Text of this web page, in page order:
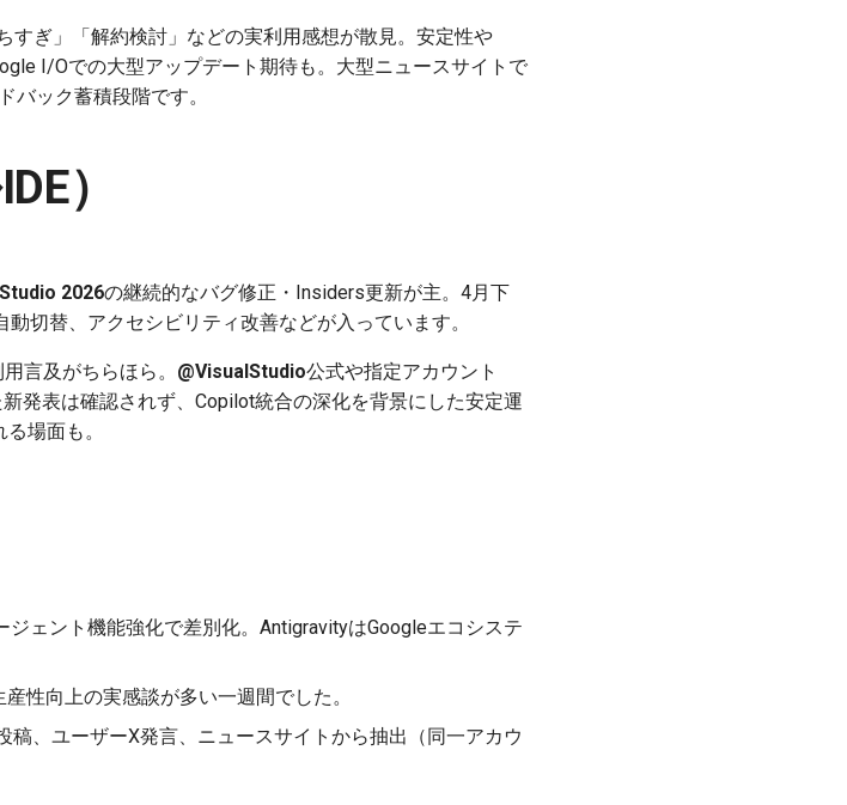
すぎ」「解約検討」などの実利用感想が散見。安定性や
I/Oでの大型アップデート期待も。大型ニュースサイトで
バック蓄積段階です。
）
2026の継続的なバグ修正・Insiders更新が主。4月下
切替、アクセシビリティ改善などが入っています。
言及がちらほら。 @VisualStudio公式や指定アカウント
発表は確認されず、Copilot統合の深化を背景にした安定運
場面も。
ジェント機能強化で差別化。AntigravityはGoogleエコシステ
性向上の実感談が多い一週間でした。
、ユーザーX発言、ニュースサイトから抽出（同一アカウ